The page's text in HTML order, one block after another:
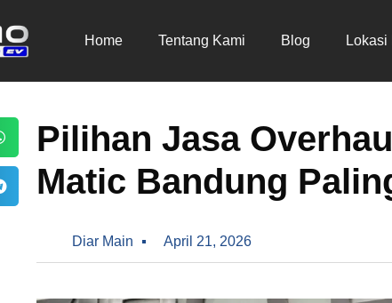
Home Tentang Kami Blog Lokasi
Pilihan Jasa
Matic Bandung
Diar Main April 21, 2026